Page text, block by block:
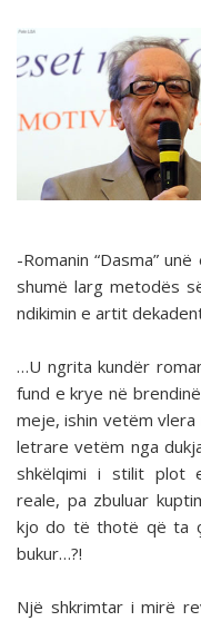
-Romanin “Dasma”
shumë larg metodës
ndikimin e artit
…U ngrita kundër
fund e krye në
meje, ishin vetëm
letrare vetëm nga
shkëlqimi i stilit plot
reale, pa zbuluar
kjo do të thotë që ta
bukur…?!
Një shkrimtar i mirë